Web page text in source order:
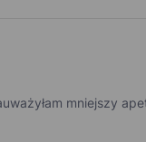
mniejszy